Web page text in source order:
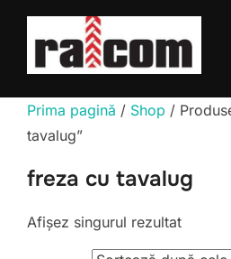
conținut
Prima pagină / Shop /
tavalug”
freza cu tavalug
Afișez singurul rezultat